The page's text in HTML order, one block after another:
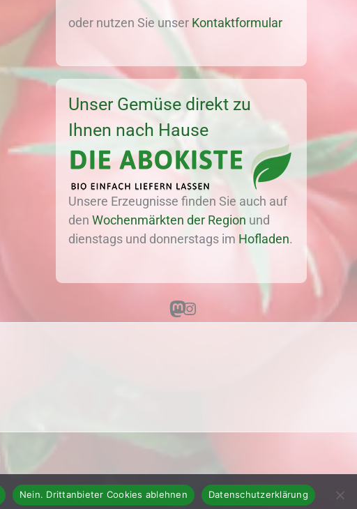
oder nutzen Sie unser Kontaktformular
Unser Gemüse direkt zu
Ihnen nach Hause
Unsere Erzeugnisse finden Sie auch auf
den Wochenmärkten der Region und
dienstags und donnerstags im Hofladen.
MastodonInstagram
Nein. Drittanbieter Cookies ablehnen Datenschutzerklärung